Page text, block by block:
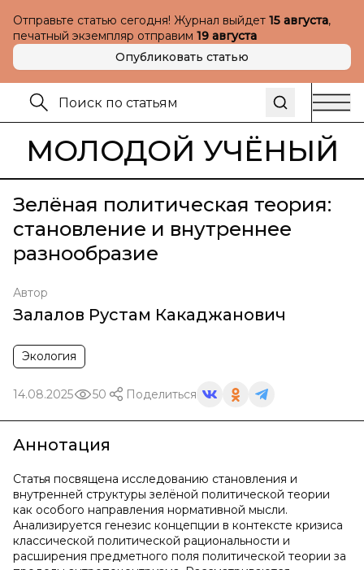
Отправьте статью сегодня! Журнал выйдет 15 августа,
печатный экземпляр отправим 19 августа
Опубликовать статью
МОЛОДОЙ УЧЁНЫЙ
Зелёная политическая теория:
становление и внутреннее
разнообразие
Автор
Залалов Рустам Какаджанович
Экология
14.08.2025 50 Поделиться
Аннотация
Статья посвящена исследованию становления и
внутренней структуры зелёной политической теории
как особого направления нормативной мысли.
Анализируется генезис концепции в контексте кризиса
классической политической рациональности и
расширения предметного поля политической теории за